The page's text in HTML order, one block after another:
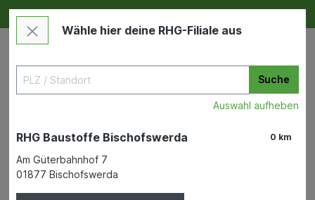
Deine RHG NEU ERLEBEN
Wähle hier deine RHG-Filiale aus
Suche
Auswahl aufheben
0 km
RHG Baustoffe Bischofswerda
Am Güterbahnhof 7
01877 Bischofswerda